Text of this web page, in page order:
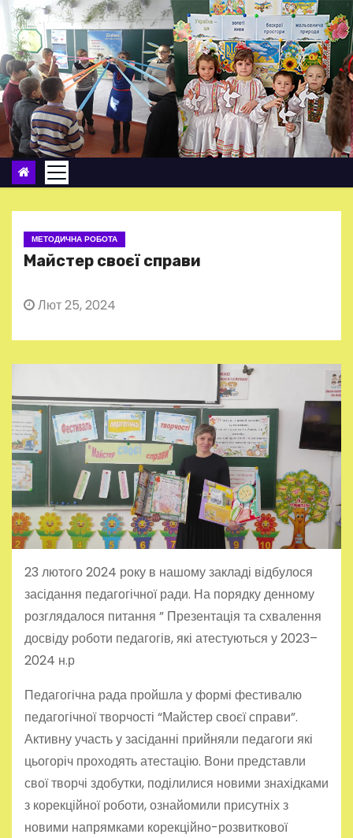
П
р
е
й
т
и
о
МЕТОДИЧНА РОБОТА
Майстер своєї справи
Лют 25, 2024
23 лютого 2024 року в нашому закладі відбулося
засідання педагогічної ради. На порядку денному
розглядалося питання ” Презентація та схвалення
досвіду роботи педагогів, які атестуються у 2023–
2024 н.р
Педагогічна рада пройшла у формі фестивалю
педагогічної творчості “Майстер своєї справи”.
Активну участь у засіданні прийняли педагоги які
цьогоріч проходять атестацію. Вони представли
свої творчі здобутки, поділилися новими знахідками
з корекційної роботи, ознайомили присутніх з
новими напрямками корекційно-розвиткової